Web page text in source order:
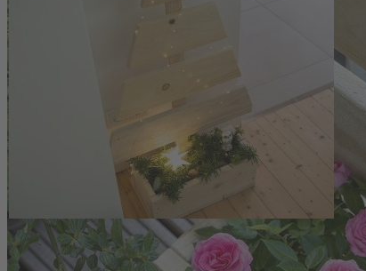
Holz-Tannenbaum mit Dekokasten aus unbehandeltem,
Handgefertigt in Deutschland, jede Ausführung mit
Für saisonale Bepflanzung und Dekoration geeignet
Für Bepflanzung: Kasten mit Folie oder Untersetzern
Hinweise
Das Holz für unsere Artikel wird sorgfältig ausgewählt. Es ist
und ein dadurch bedingtes Verziehen sind nicht komplett
gehören zum natürlichen Erscheinungsbild vom Holz und